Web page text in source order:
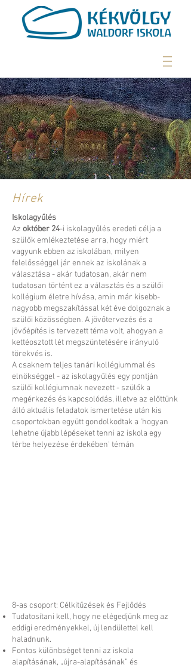
Hírek
Iskolagyűlés
Az október 24-i iskolagyűlés eredeti célja a
szülők emlékeztetése arra, hogy miért
vagyunk ebben az iskolában, milyen
felelősséggel jár ennek az iskolának a
választása - akár tudatosan, akár nem
tudatosan történt ez a választás és a szülői
kollégium életre hívása, amin már kisebb-
nagyobb megszakítással két éve dolgoznak a
szülői közösségben. A jövőtervezés és a
jövőépítés is tervezett téma volt, ahogyan a
kettéosztott lét megszüntetésére irányuló
törekvés is.
A csaknem teljes tanári kollégiummal és
elnökséggel - az iskolagyűlés egy pontján
szülői kollégiumnak nevezett - szülők a
megérkezés és kapcsolódás, illetve az előttünk
álló aktuális feladatok ismertetése után kis
csoportokban együtt gondolkodtak a 'hogyan
lehetne újabb lépéseket tenni az iskola egy
térbe helyezése érdekében' témán
8-as csoport: Célkitűzések és Fejlődés
Tudatosítani kell, hogy ne elégedjünk meg az
eddigi eredményekkel, új lendülettel kell
haladnunk.
Fontos különbséget tenni az iskola
alapításának, „újra-alapításának” és